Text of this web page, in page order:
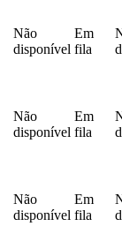
Não
disponível
Em
fila
Não
disponível
Em
fila
Não
disponível
Em
fila